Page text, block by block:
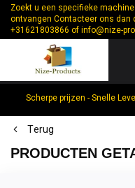
Zoekt u een specifieke
ontvangen Contacteer ons dan
+31621803866 ofinfo@nize-
Scherpe prijzen - Snelle
Terug
PRODUCTEN